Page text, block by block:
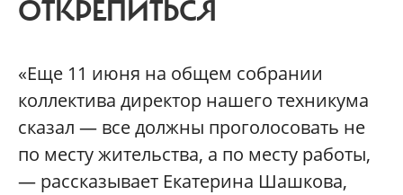
ОТКРЕПИТЬСЯ
«Еще 11 июня на общем собрании
коллектива директор нашего техникума
сказал — все должны проголосовать не
по месту жительства, а по месту работы,
— рассказывает Екатерина Шашкова,